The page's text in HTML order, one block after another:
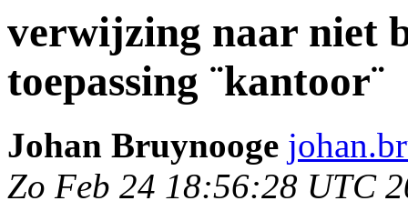
verwijzing naar niet
toepassing ¨kantoor¨
Johan Bruynooge
Zo Feb 24 18:56:28 UTC